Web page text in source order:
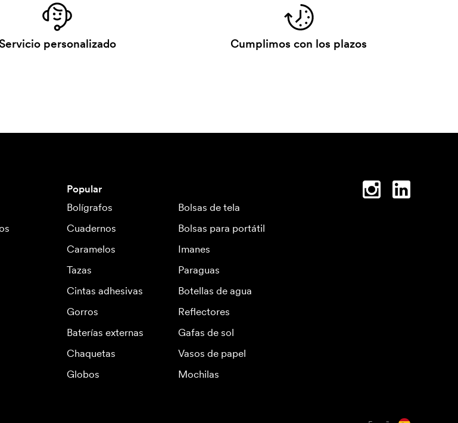
personalizado Cumplimos con los plazos
Popular
Bolígrafos
Bolsas de tela
Cuadernos
Bolsas para portátil
Caramelos
Imanes
Tazas
Paraguas
Cintas adhesivas
Botellas de agua
Gorros
Reflectores
Baterías externas
Gafas de sol
Chaquetas
Vasos de papel
Globos
Mochilas